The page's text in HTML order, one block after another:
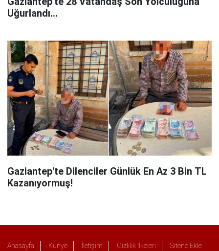
Uğurlandı...
Gaziantep'te Dilenciler Günlük En Az 3 Bin TL
Kazanıyormuş!
Anasayfa Künye İletişim Gizlilik İlkeleri Sitene Ekle